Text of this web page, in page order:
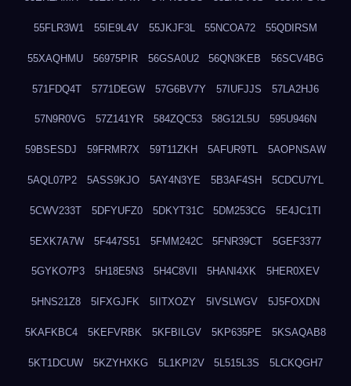
55FLR3W1 55IE9L4V 55JKJF3L 55NCOA72 55QDIRSM
55XAQHMU 56975PIR 56GSA0U2 56QN3KEB 56SCV4BG
571FDQ4T 5771DEGW 57G6BV7Y 57IUFJJS 57LA2HJ6
57N9R0VG 57Z141YR 584ZQC53 58G12L5U 595U946N
59BSESDJ 59FRMR7X 59T11ZKH 5AFUR9TL 5AOPNSAW
5AQL07P2 5ASS9KJO 5AY4N3YE 5B3AF4SH 5CDCU7YL
5CWV233T 5DFYUFZ0 5DKYT31C 5DM253CG 5E4JC1TI
5EXK7A7W 5F447S51 5FMM242C 5FNR39CT 5GEF3377
5GYKO7P3 5H18E5N3 5H4C8VII 5HANI4XK 5HER0XEV
5HNS21Z8 5IFXGJFK 5IITXOZY 5IVSLWGV 5J5FOXDN
5KAFKBC4 5KEFVRBK 5KFBILGV 5KP635PE 5KSAQAB8
5KT1DCUW 5KZYHXKG 5L1KPI2V 5L515L3S 5LCKQGH7